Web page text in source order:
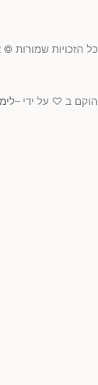
הזכויות שמורות ©
ב ♡ על ידי –